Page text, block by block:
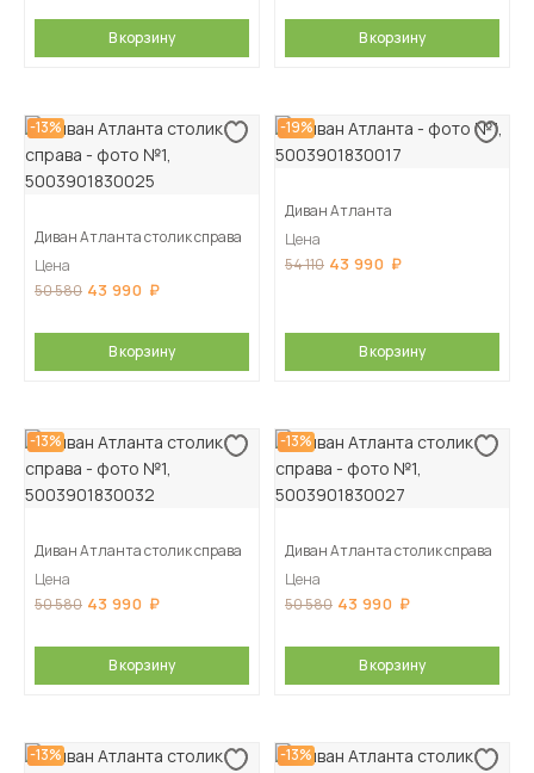
В корзину В корзину
-13%
Диван Атланта столик справа
Цена
50 580 43 990
В корзину
-19%
Диван Атланта
Цена
54 110 43 990
В корзину
-13%
Диван Атланта столик справа
Цена
50 580 43 990
В корзину
-13%
Диван Атланта столик справа
Цена
50 580 43 990
В корзину
-13% -13%